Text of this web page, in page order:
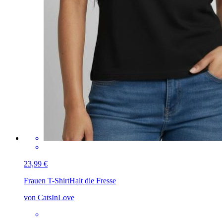
23,99 €
Frauen T-ShirtHalt die Fresse
von CatsInLove